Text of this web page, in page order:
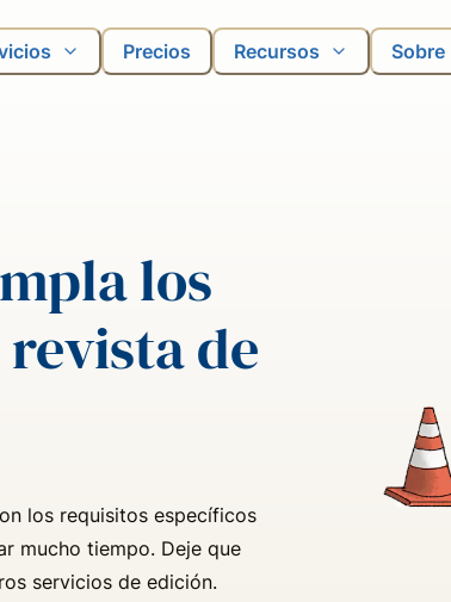
Precios Recursos Sobre
los
de
los requisitos específicos
mucho tiempo. Deje que
servicios de edición.